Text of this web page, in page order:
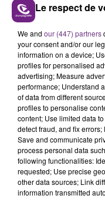
FIL D'ACTU
7 août 2026
LA CENTRALE
TOUJOURS À
Cela fait déjà une
nucléaire
Le respect de
We and our (447) partners
your consent and/or our
information on a device;
profiles for personalised
advertising; Measure
performance; Understand
of data from different
profiles to personalise
content; Use limited data
detect fraud, and fix
Save and communicate
process personal data
following functionalities:
requested; Use precise
other data sources; Link
information transmitted